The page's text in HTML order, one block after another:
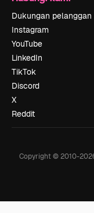
Dukungan pelanggan
Instagram
YouTube
LinkedIn
TikTok
Discord
X
Reddit
Copyright © 2010-